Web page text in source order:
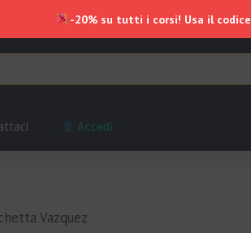
Accedi
Vazquez
-20% su tutti i corsi! Usa il codice